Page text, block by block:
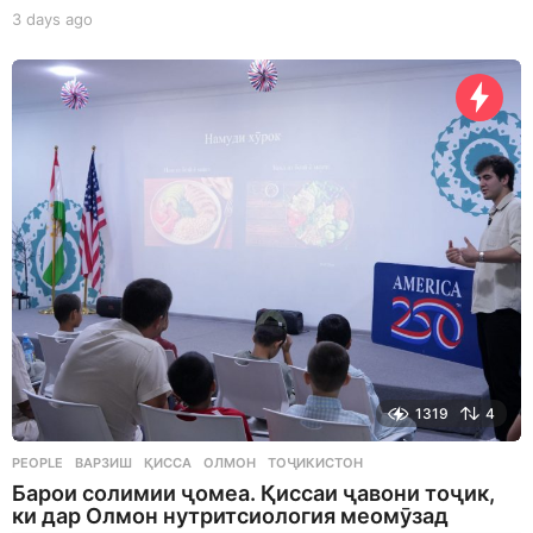
3 days ago
a
g
o
1319 4
PEOPLE ВАРЗИШ ,ҚИССА ,ОЛМОН ,ТОҶИКИСТОН
Барои солимии ҷомеа. Қиссаи ҷавони тоҷик,
ки дар Олмон нутритсиология меомӯзад